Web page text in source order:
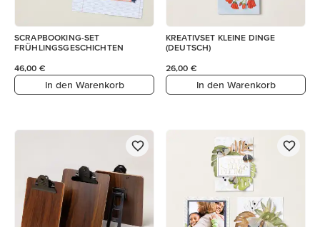
SCRAPBOOKING-SET
FRÜHLINGSGESCHICHTEN
46,00 €
In den Warenkorb
KREATIVSET KLEINE DINGE
(DEUTSCH)
26,00 €
In den Warenkorb